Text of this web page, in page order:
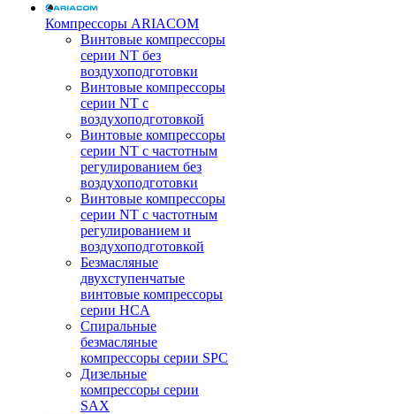
Компрессоры ARIACOM
Винтовые компрессоры
серии NT без
воздухоподготовки
Винтовые компрессоры
серии NT c
воздухоподготовкой
Винтовые компрессоры
серии NT с частотным
регулированием без
воздухоподготовки
Винтовые компрессоры
серии NT с частотным
регулированием и
воздухоподготовкой
Безмасляные
двухступенчатые
винтовые компрессоры
серии HCA
Спиральные
безмасляные
компрессоры серии SPC
Дизельные
компрессоры серии
SAX